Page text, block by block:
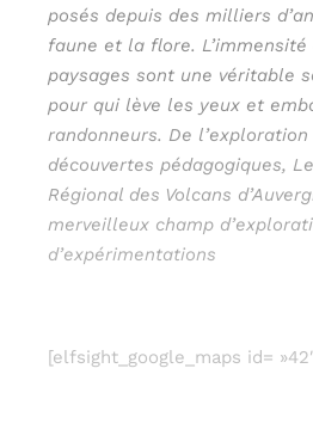
posés depuis des milliers
faune et la flore.
paysages sont une véritable
pour qui lève les yeux et
randonneurs. De
découvertes pédagogiques,
Régional des Volcans
merveilleux champ
d’expérimentations
[elfsight_google_maps id=